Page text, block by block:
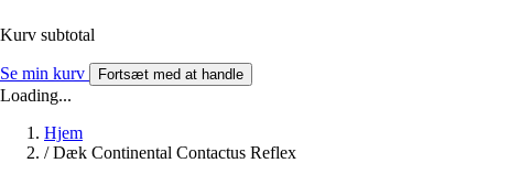
Kurv subtotal
Se min kurv Fortsæt med at handle
Loading...
Hjem
/ Dæk Continental Contactus Reflex